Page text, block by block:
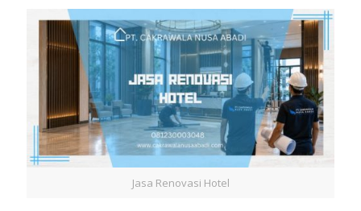
Jasa Renovasi Hotel